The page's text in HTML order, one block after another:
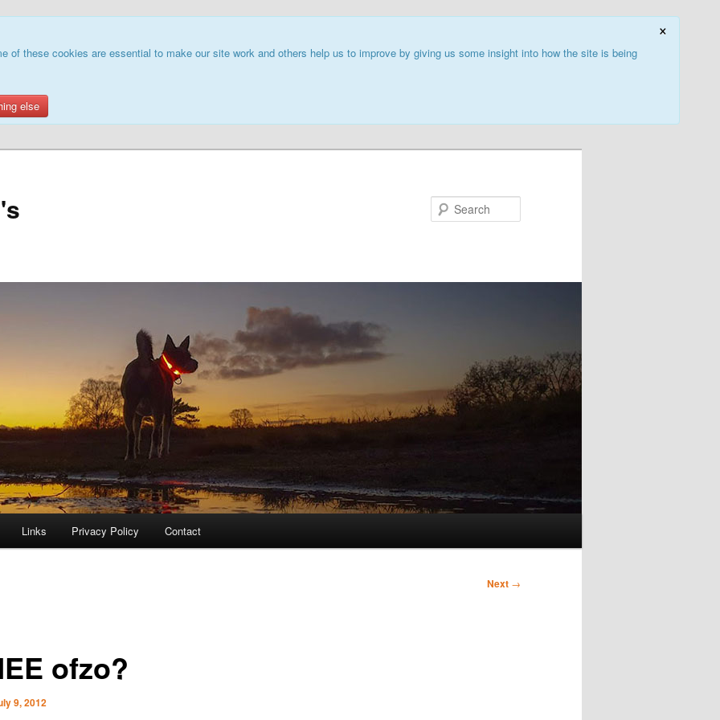
×
of these cookies are essential to make our site work and others help us to improve by giving us some insight into how the site is being
else
Links Privacy Policy Contact
Next →
ofzo?
9, 2012